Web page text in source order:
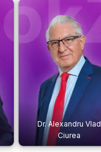
Dr. Alexandru Vlad
Ciurea